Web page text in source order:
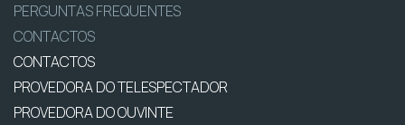
PERGUNTAS FREQUENTES
CONTACTOS
CONTACTOS
PROVEDORA DO TELESPECTADOR
PROVEDORA DO OUVINTE